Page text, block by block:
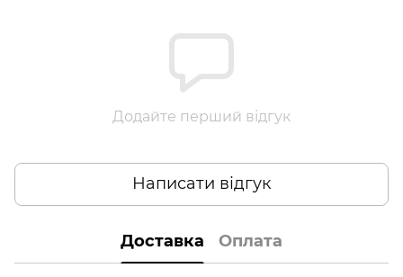
Додайте перший відгук
Написати відгук
Доставка Оплата